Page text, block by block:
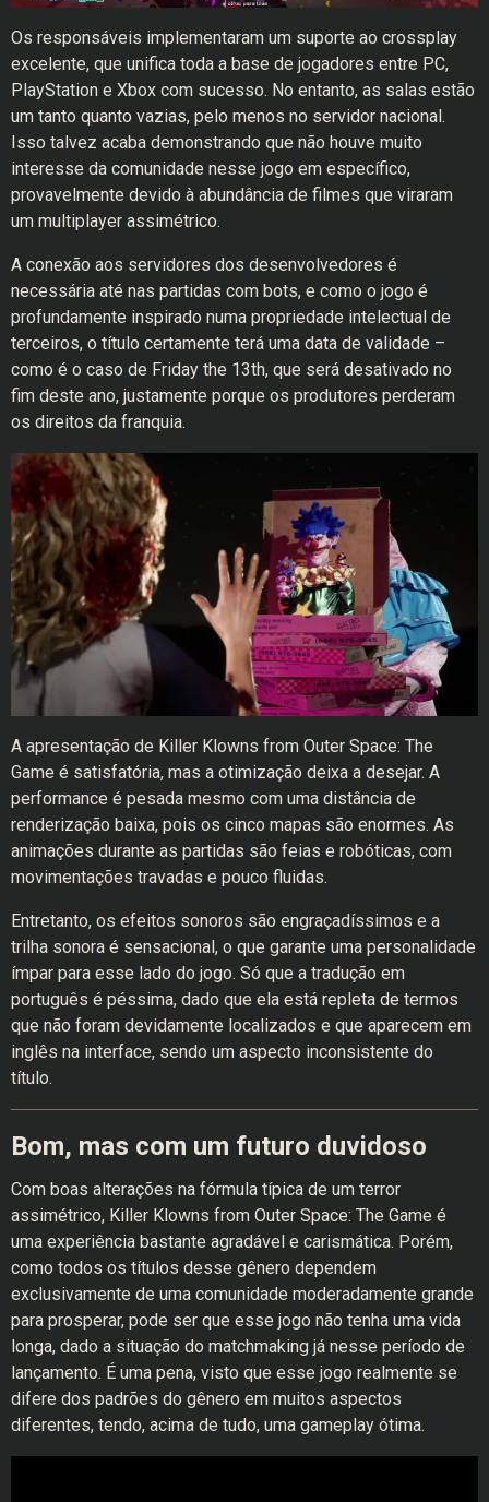
Os responsáveis implementaram um suporte ao crossplay
excelente, que unifica toda a base de jogadores entre PC,
PlayStation e Xbox com sucesso. No entanto, as salas estão
um tanto quanto vazias, pelo menos no servidor nacional.
Isso talvez acaba demonstrando que não houve muito
interesse da comunidade nesse jogo em específico,
provavelmente devido à abundância de filmes que viraram
um multiplayer assimétrico.
A conexão aos servidores dos desenvolvedores é
necessária até nas partidas com bots, e como o jogo é
profundamente inspirado numa propriedade intelectual de
terceiros, o título certamente terá uma data de validade –
como é o caso de Friday the 13th, que será desativado no
fim deste ano, justamente porque os produtores perderam
os direitos da franquia.
A apresentação de Killer Klowns from Outer Space: The
Game é satisfatória, mas a otimização deixa a desejar. A
performance é pesada mesmo com uma distância de
renderização baixa, pois os cinco mapas são enormes. As
animações durante as partidas são feias e robóticas, com
movimentações travadas e pouco fluidas.
Entretanto, os efeitos sonoros são engraçadíssimos e a
trilha sonora é sensacional, o que garante uma personalidade
ímpar para esse lado do jogo. Só que a tradução em
português é péssima, dado que ela está repleta de termos
que não foram devidamente localizados e que aparecem em
inglês na interface, sendo um aspecto inconsistente do
título.
Bom, mas com um futuro duvidoso
Com boas alterações na fórmula típica de um terror
assimétrico, Killer Klowns from Outer Space: The Game é
uma experiência bastante agradável e carismática. Porém,
como todos os títulos desse gênero dependem
exclusivamente de uma comunidade moderadamente grande
para prosperar, pode ser que esse jogo não tenha uma vida
longa, dado a situação do matchmaking já nesse período de
lançamento. É uma pena, visto que esse jogo realmente se
difere dos padrões do gênero em muitos aspectos
diferentes, tendo, acima de tudo, uma gameplay ótima.